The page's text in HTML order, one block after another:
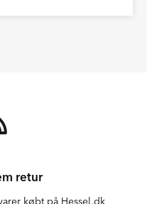
retur
købt på Hessel.dk